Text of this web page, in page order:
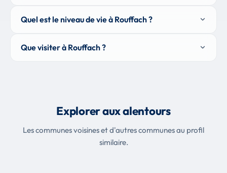
Quel est le niveau de vie à Rouffach ?
Que visiter à Rouffach ?
Explorer aux alentours
Les communes voisines et d'autres communes au profil
similaire.